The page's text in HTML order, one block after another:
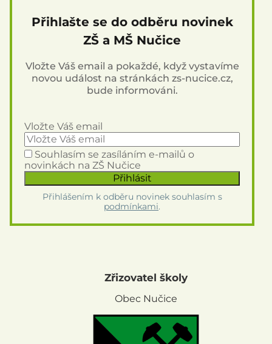
Přihlašte se do odběru novinek
ZŠ a MŠ Nučice
Vložte Váš email a pokaždé, když vystavíme
novou událost na stránkách zs-nucice.cz,
bude informováni.
Vložte Váš email
Souhlasím se zasíláním e-mailů o
novinkách na ZŠ Nučice
Přihlášením k odběru novinek souhlasím s
podmínkami.
Zřizovatel školy
Obec Nučice